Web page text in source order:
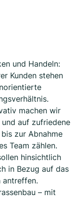
und Handeln:
Kunden stehen
machen wir
auf zufriedene
zur Abnahme
Team zählen.
hinsichtlich
in Bezug auf das
antreffen.
– mit